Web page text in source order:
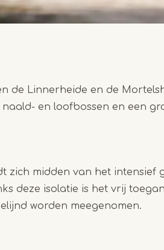
de Linnerheide en de
en loofbossen en een
zich midden van het intensief
deze isolatie is het vrij
worden meegenomen.